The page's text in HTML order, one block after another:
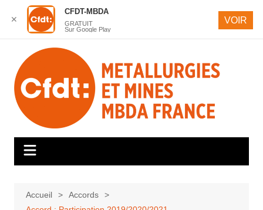
contenu
Accueil
Accords
✕
CFDT-MBDA
GRATUIT
Sur Google Play
VOIR